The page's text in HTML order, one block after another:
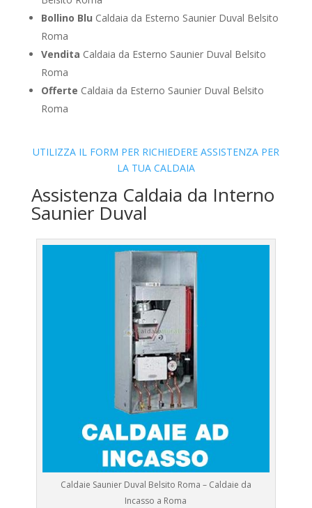
Bollino Blu Caldaia da Esterno Saunier Duval Belsito
Roma
Vendita Caldaia da Esterno Saunier Duval Belsito
Roma
Offerte Caldaia da Esterno Saunier Duval Belsito
Roma
UTILIZZA IL FORM PER RICHIEDERE ASSISTENZA PER
LA TUA CALDAIA
Assistenza Caldaia da Interno
Saunier Duval
Caldaie Saunier Duval Belsito Roma – Caldaie da
Incasso a Roma